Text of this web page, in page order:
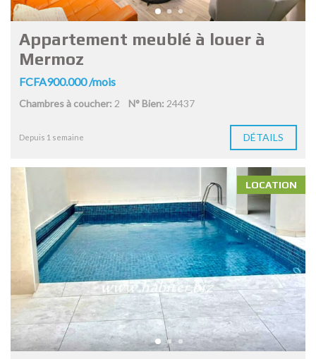
Appartement meublé à louer à
Mermoz
FCFA900.000 /mois
Chambres à coucher: 2 N° Bien: 24437
Depuis 1 semaine DÉTAILS
LOCATION